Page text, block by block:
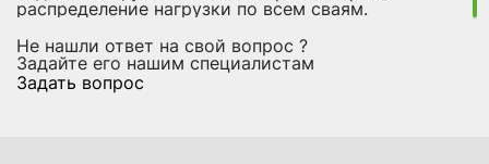
распределение нагрузки по всем сваям.
Не нашли ответ на свой вопрос ?
Задайте его нашим специалистам
Задать вопрос